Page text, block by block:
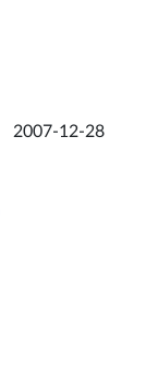
2007-12-28